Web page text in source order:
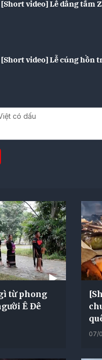
[Short video] Lễ dâng tấm
[Short video] Lễ cúng hồn
từ phong
Ê Đê
07/